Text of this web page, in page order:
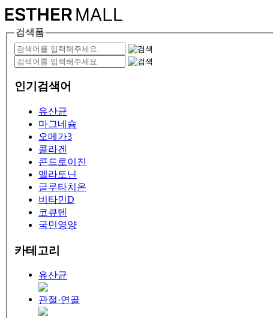
검색폼
인기검색어
유산균
마그네슘
오메가3
콜라겐
콘드로이친
멜라토닌
글루타치온
비타민D
코큐텐
국민영양
카테고리
유산균
관절·연골